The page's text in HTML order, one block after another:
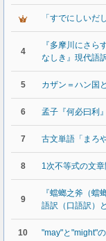
「すでにしいだ
4
『多摩川にさ
なしき』現代語
5 カザン＝ハン国
6 孟子『何必曰利
7 古文単語「まろ
8 1次不等式の文
9
『蟷螂之斧（
語訳（口語訳）
10 "may"と"might"